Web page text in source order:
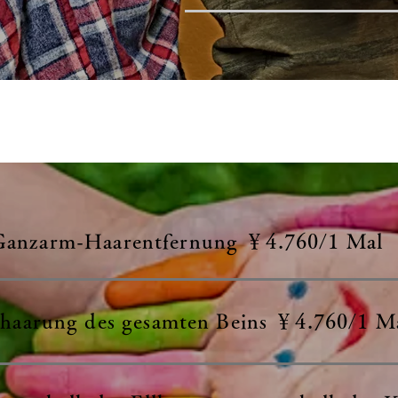
Haarentfernung ￥4.760/1 Mal
des gesamten Beins ￥4.760/1